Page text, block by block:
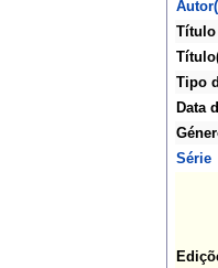
Tipo
Data
Série